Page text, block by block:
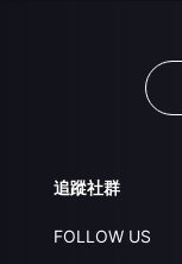
追蹤社群
FOLLOW US